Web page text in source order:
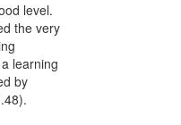
level.
the very
learning
by